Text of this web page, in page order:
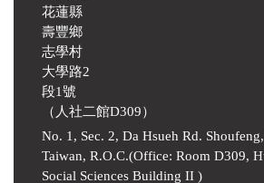
花蓮縣
壽豐鄉
志學村
大學路2
段1號
（人社二館D309）
No. 1, Sec. 2, Da Hsueh Rd.
Taiwan, R.O.C.(Office: Room D309,
Social Sciences Building II )